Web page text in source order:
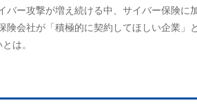
バー攻撃が増え続ける中、サイバー保険に
険会社が「積極的に契約してほしい企業」
は。